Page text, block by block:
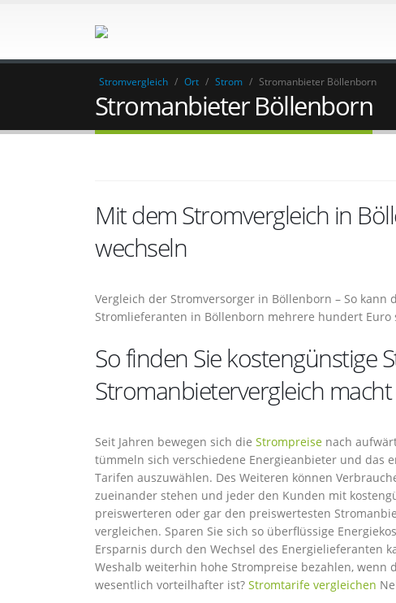
Stromvergleich / Ort / Strom / Stromanbieter Böllenborn
Stromanbieter Böllenborn
Mit dem Stromvergleich in
wechseln
Vergleich der Stromversorger in Böllenborn – So
Stromlieferanten in Böllenborn mehrere hundert Euro
So finden Sie kostengünstige
Stromanbietervergleich
Seit Jahren bewegen sich die Strompreise nach
tümmeln sich verschiedene Energieanbieter und das
Tarifen auszuwählen. Des Weiteren können
zueinander stehen und jeder den Kunden mit
preiswerteren oder gar den preiswertesten
vergleichen. Sparen Sie sich so überflüssige
Ersparnis durch den Wechsel des Energielieferanten
Weshalb weiterhin hohe Strompreise bezahlen,
wesentlich vorteilhafter ist? Stromtarife vergleichen